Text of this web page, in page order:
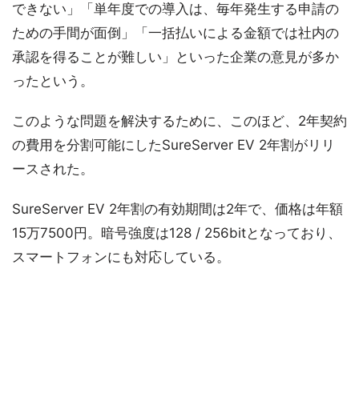
できない」「単年度での導入は、毎年発生する申請の
ための手間が面倒」「一括払いによる金額では社内の
承認を得ることが難しい」といった企業の意見が多か
ったという。
このような問題を解決するために、このほど、2年契約
の費用を分割可能にしたSureServer EV 2年割がリリ
ースされた。
SureServer EV 2年割の有効期間は2年で、価格は年額
15万7500円。暗号強度は128 / 256bitとなっており、
スマートフォンにも対応している。